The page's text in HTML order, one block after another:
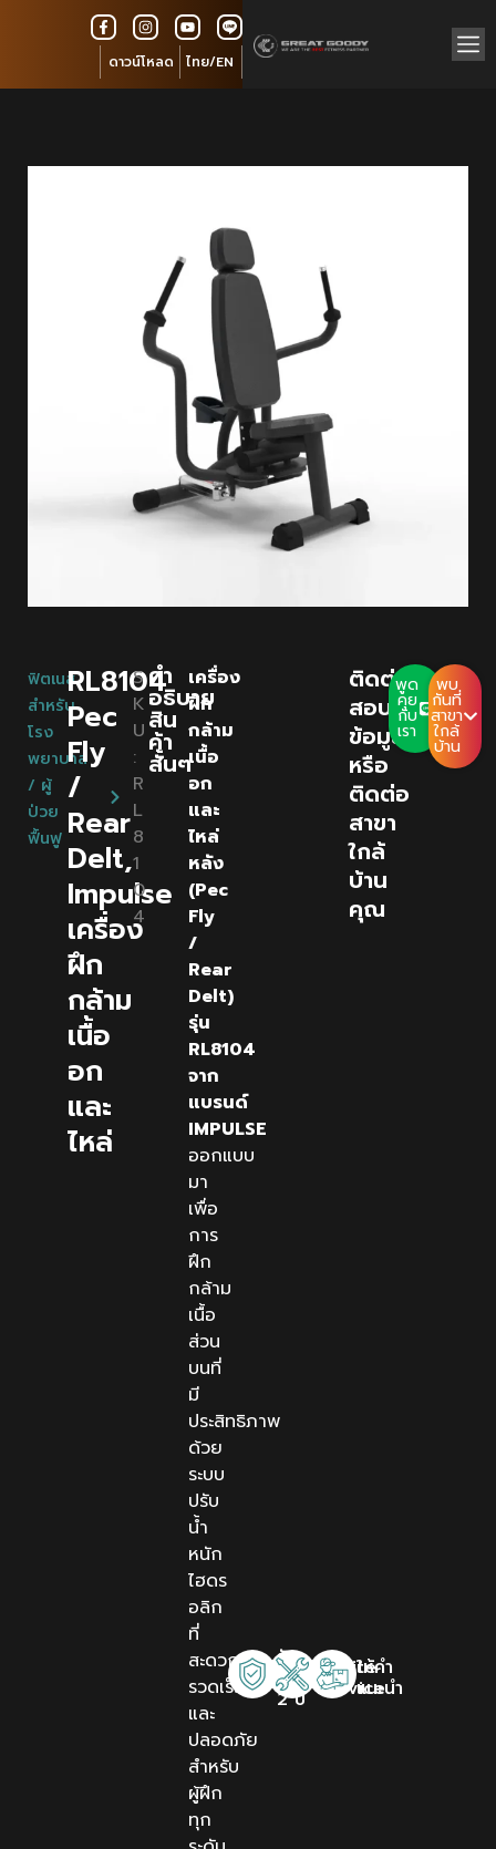
ดาวน์โหลด ไทย/EN
ฟิตเนส
สำหรับ
โรง
พยาบาล
/ ผู้
ป่วย
ฟื้นฟู
RL8104
Pec
Fly
/
Rear
Delt,
Impulse
เครื่อง
ฝึก
กล้าม
เนื้อ
อก
และ
ไหล่
S
K
U
:
R
L
8
1
0
4
คํา
อธิบาย
สิน
ค้า
สั้นๆ
เครื่อง
ฝึก
กล้าม
เนื้อ
อก
และ
ไหล่
หลัง
(Pec
Fly
/
Rear
Delt)
รุ่น
RL8104
จาก
แบรนด์
IMPULSE
ออกแบบ
มา
เพื่อ
การ
ฝึก
กล้าม
เนื้อ
ส่วน
บนที่
มี
ประสิทธิภาพ
ด้วย
ระบบ
ปรับ
น้ำ
หนัก
ไฮดร
อลิก
ที่
สะดวก
รวดเร็ว
และ
ปลอดภัย
สำหรับ
ผู้ฝึก
ทุก
รับ
ประกัน
2 ปี
Onsite
Service
ให้คำ
แนะนำ
ติดต่อ
สอบถาม
ข้อมูล
หรือ
ติดต่อ
สาขา
ใกล้
บ้าน
คุณ
พูด
คุย
กับ
เรา
พบ
กันที่
สาขา
ใกล้
บ้าน